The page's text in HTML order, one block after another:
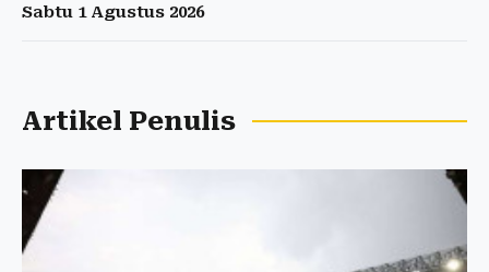
Sabtu 1 Agustus 2026
Artikel Penulis